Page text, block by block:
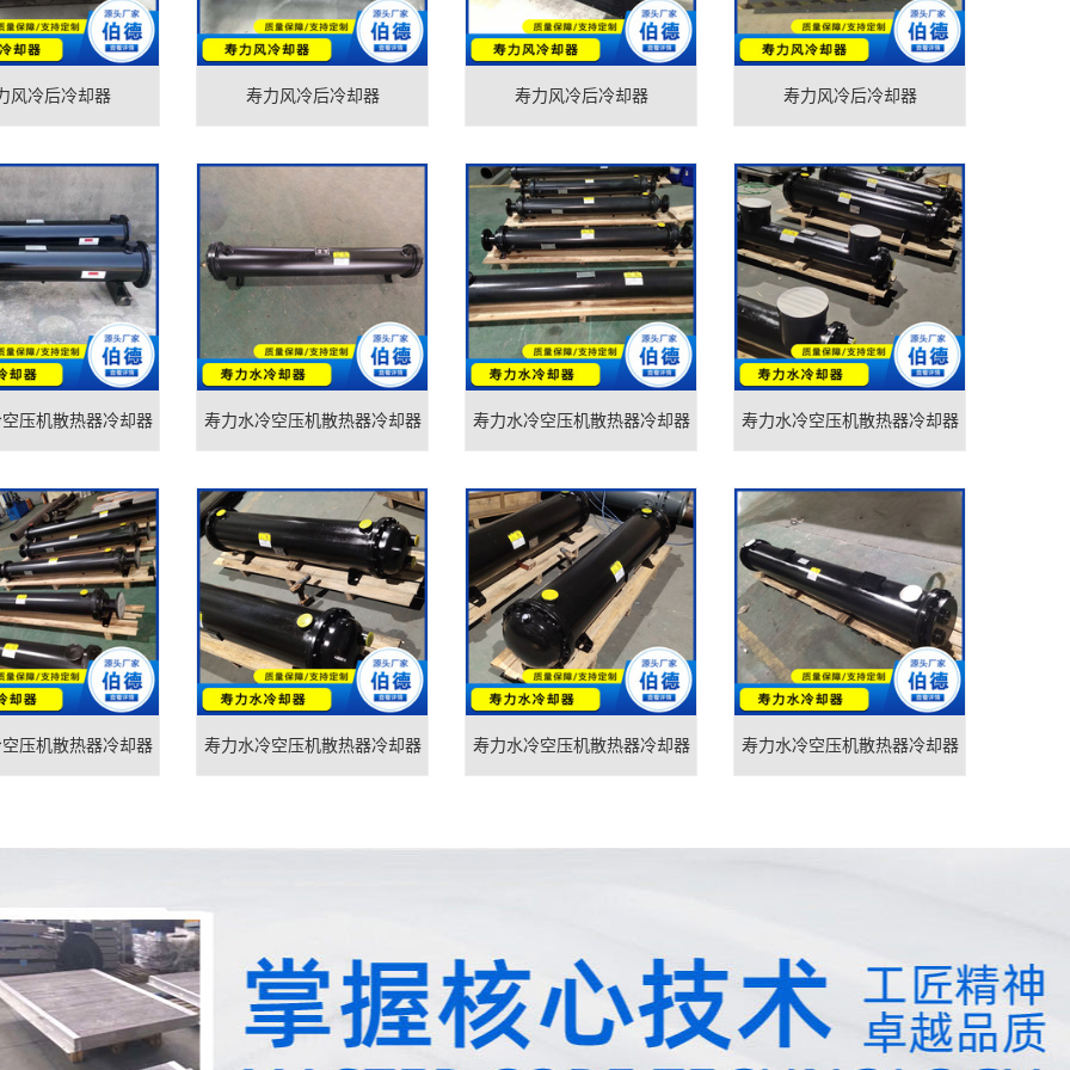
风冷后冷却器 寿力风冷后冷却器 寿力风冷后冷却器 寿力风冷后冷却器
压机散热器冷却器 寿力水冷空压机散热器冷却器 寿力水冷空压机散热器冷却器 寿力水冷空压机散热器冷却器
压机散热器冷却器 寿力水冷空压机散热器冷却器 寿力水冷空压机散热器冷却器 寿力水冷空压机散热器冷却器